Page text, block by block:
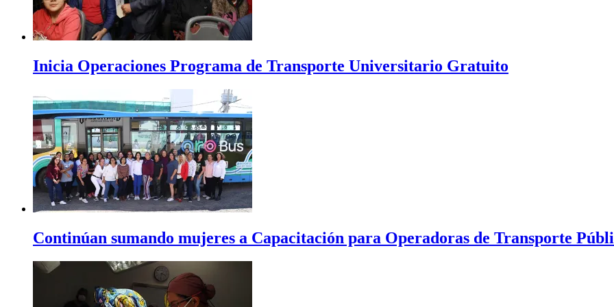
Inicia Operaciones Programa de Transporte Universitario Gratuito
Continúan sumando mujeres a Capacitación para Operadoras de Transporte